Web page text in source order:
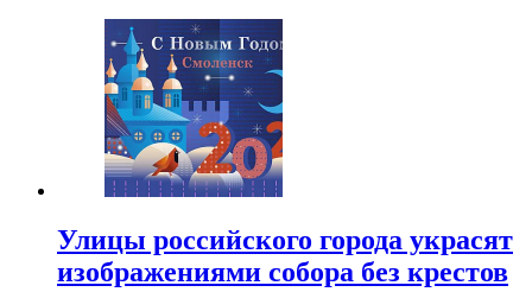
Улицы российского города украсят
изображениями собора без крестов